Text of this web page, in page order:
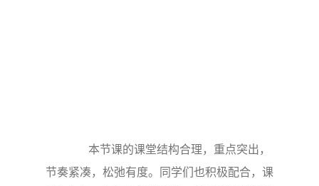
本节课的课堂结构合理，重点突出，
节奏紧凑，松弛有度。同学们也积极配合，课